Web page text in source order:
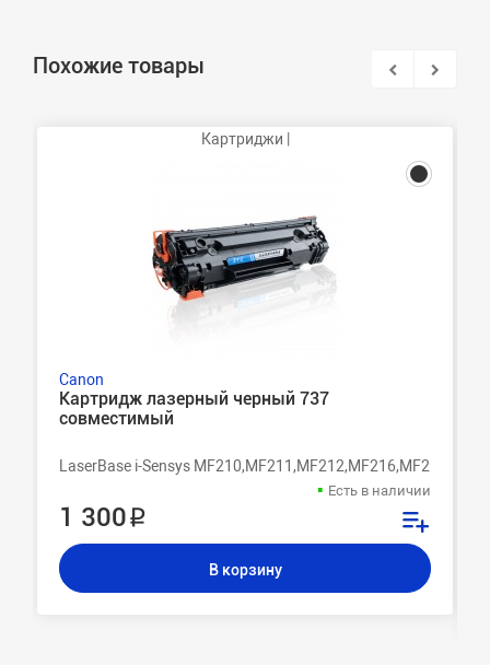
Похожие товары
Картриджи |
Canon
Картридж лазерный черный 737
совместимый
LaserBase i-Sensys
Есть в наличии
1 300 ₽
В корзину